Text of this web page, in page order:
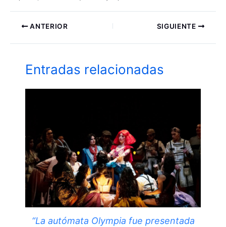
ANTERIOR SIGUIENTE
Entradas relacionadas
“La autómata Olympia fue presentada